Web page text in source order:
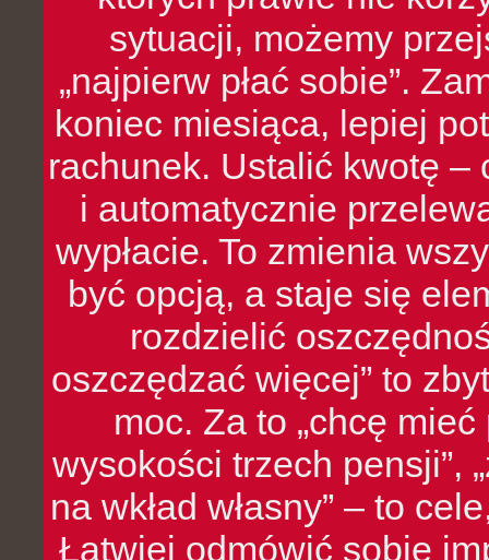
sytuacji, możemy
„najpierw płać sobie”.
koniec miesiąca, lepiej
rachunek. Ustalić kwotę
i automatycznie
wypłacie. To zmienia
być opcją, a staje się
rozdzielić
oszczędzać więcej” to
moc. Za to „chcę
wysokości trzech pensji”,
na wkład własny” – to
Łatwiej odmówić sobie